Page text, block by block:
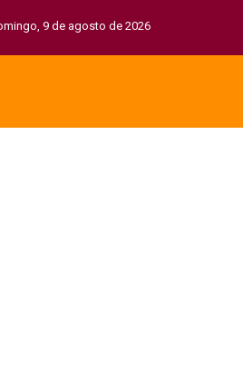
9 de agosto de 2026